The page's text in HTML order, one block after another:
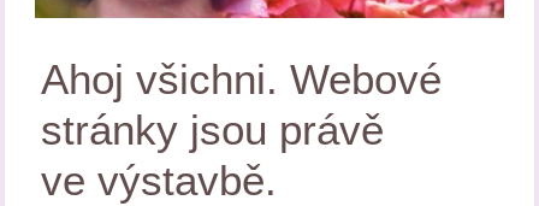
Ahoj všichni. Webové
stránky jsou právě
ve výstavbě.